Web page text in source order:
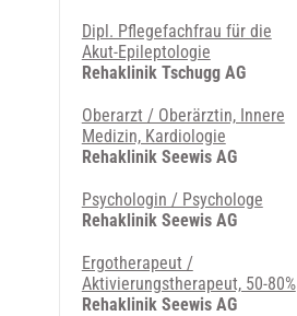
Dipl. Pflegefachfrau für die
Akut-Epileptologie
Rehaklinik Tschugg AG
Oberarzt / Oberärztin, Innere
Medizin, Kardiologie
Rehaklinik Seewis AG
Psychologin / Psychologe
Rehaklinik Seewis AG
Ergotherapeut /
Aktivierungstherapeut, 50-80%
Rehaklinik Seewis AG